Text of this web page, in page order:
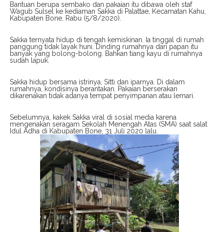
Bantuan berupa sembako dan pakaian itu dibawa oleh staf
Wagub Sulsel ke kediaman Sakka di Palattae, Kecamatan Kahu,
Kabupaten Bone, Rabu (5/8/2020).
Sakka ternyata hidup di tengah kemiskinan. Ia tinggal di rumah
panggung tidak layak huni. Dinding rumahnya dari papan itu
banyak yang bolong-bolong. Bahkan tiang kayu di rumahnya
sudah lapuk.
Sakka hidup bersama istrinya, Sitti dan iparnya. Di dalam
rumahnya, kondisinya berantakan. Pakaian berserakan
dikarenakan tidak adanya tempat penyimpanan atau lemari.
Sebelumnya, kakek Sakka viral di sosial media karena
mengenakan seragam Sekolah Menengah Atas (SMA) saat salat
Idul Adha di Kabupaten Bone, 31 Juli 2020 lalu.